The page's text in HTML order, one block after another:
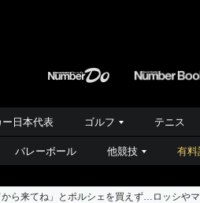
ー日本代表 ゴルフ テニス
バレーボール 他競技 有料
ら来てね」とポルシェを買えず…ロッシや